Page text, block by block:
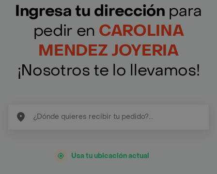
Ingresa tu dirección para
pedir en CAROLINA
MENDEZ JOYERIA
¡Nosotros te lo llevamos!
Usa tu ubicación actual